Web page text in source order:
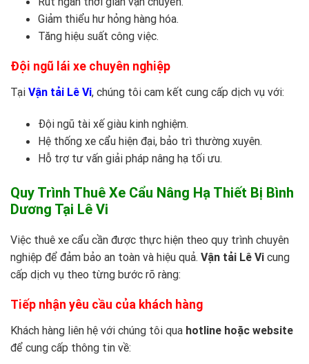
Giảm thiểu hư hỏng hàng hóa.
Tăng hiệu suất công việc.
Đội ngũ lái xe chuyên nghiệp
Tại Vận tải Lê Vi, chúng tôi cam kết cung cấp dịch vụ với:
Đội ngũ tài xế giàu kinh nghiệm.
Hệ thống xe cẩu hiện đại, bảo trì thường xuyên.
Hỗ trợ tư vấn giải pháp nâng hạ tối ưu.
Quy Trình Thuê Xe Cẩu Nâng Hạ Thiết Bị Bình
Dương Tại Lê Vi
Việc thuê xe cẩu cần được thực hiện theo quy trình chuyên
nghiệp để đảm bảo an toàn và hiệu quả. Vận tải Lê Vi cung
cấp dịch vụ theo từng bước rõ ràng:
Tiếp nhận yêu cầu của khách hàng
Khách hàng liên hệ với chúng tôi qua hotline hoặc website
để cung cấp thông tin về: